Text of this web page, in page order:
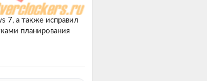
7, а также исправил
планирования